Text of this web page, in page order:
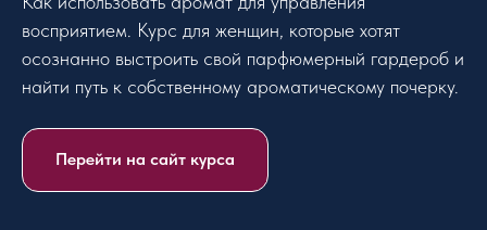
восприятием. Курс для женщин, которые хотят
осознанно выстроить свой парфюмерный гардероб и
найти путь к собственному ароматическому почерку.
Перейти на сайт курса